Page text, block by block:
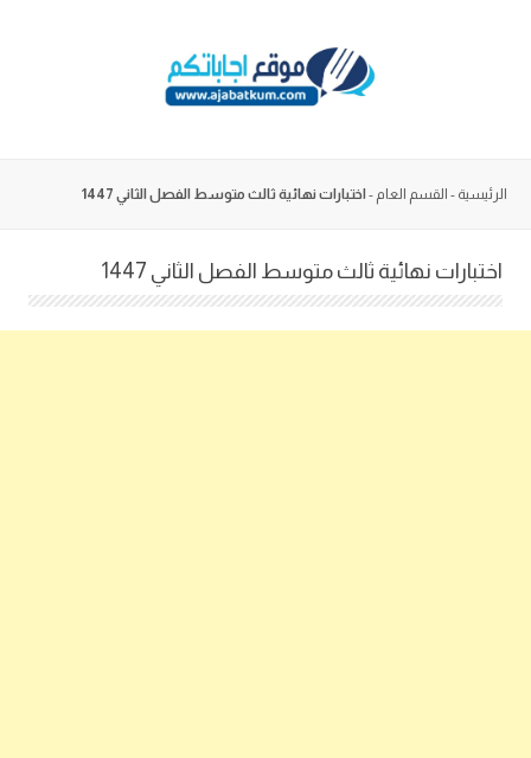
الرئيسية - القسم العام - اختبارات نهائية ثالث متوسط الفصل الثاني 1447
اختبارات نهائية ثالث متوسط الفصل الثاني 1447